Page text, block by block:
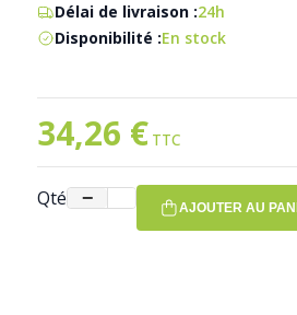
Délai de livraison :24h
Disponibilité :En stock
34,26 €
Qté − +
AJOUTER AU